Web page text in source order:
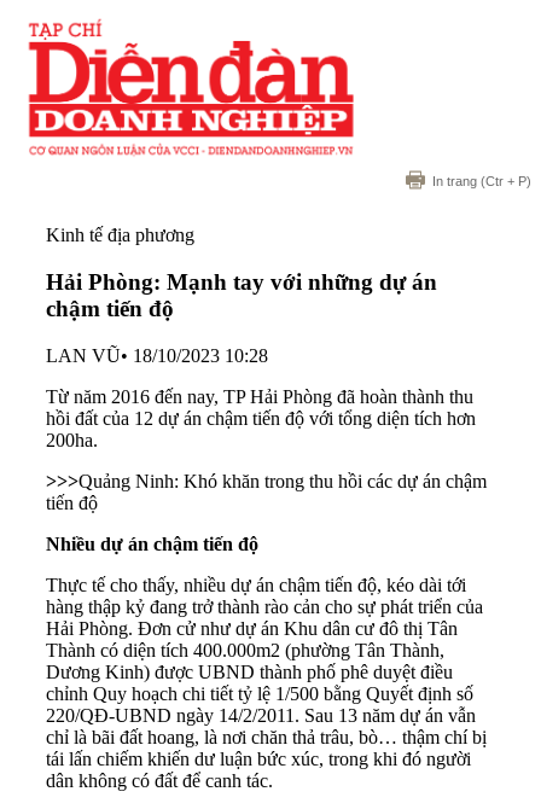
In trang (Ctr + P)
Kinh tế địa phương
Hải Phòng: Mạnh tay với những dự án
chậm tiến độ
LAN VŨ• 18/10/2023 10:28
Từ năm 2016 đến nay, TP Hải Phòng đã hoàn thành thu
hồi đất của 12 dự án chậm tiến độ với tổng diện tích hơn
200ha.
>>>Quảng Ninh: Khó khăn trong thu hồi các dự án chậm
tiến độ
Nhiều dự án chậm tiến độ
Thực tế cho thấy, nhiều dự án chậm tiến độ, kéo dài tới
hàng thập kỷ đang trở thành rào cản cho sự phát triển của
Hải Phòng. Đơn cử như dự án Khu dân cư đô thị Tân
Thành có diện tích 400.000m2 (phường Tân Thành,
Dương Kinh) được UBND thành phố phê duyệt điều
chỉnh Quy hoạch chi tiết tỷ lệ 1/500 bằng Quyết định số
220/QĐ-UBND ngày 14/2/2011. Sau 13 năm dự án vẫn
chỉ là bãi đất hoang, là nơi chăn thả trâu, bò… thậm chí bị
tái lấn chiếm khiến dư luận bức xúc, trong khi đó người
dân không có đất để canh tác.